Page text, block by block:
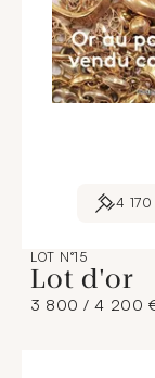
4
LOT N°15
Lot d'or
3 800 / 4 200